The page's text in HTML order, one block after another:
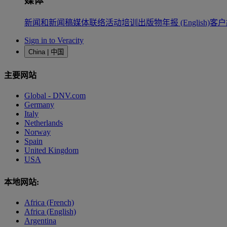
新闻和新闻稿媒体联络活动培训 出版物年报 (English)客
Sign in to Veracity
China | 中国
主要网站
Global - DNV.com
Germany
Italy
Netherlands
Norway
Spain
United Kingdom
USA
本地网站:
Africa (French)
Africa (English)
Argentina